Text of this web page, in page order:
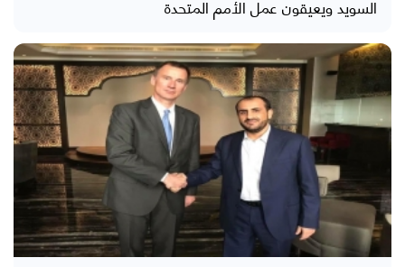
السويد ويعيقون عمل الأمم المتحدة